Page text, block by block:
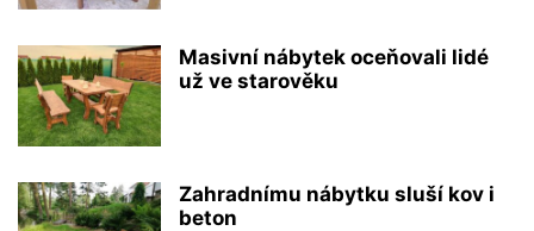
Masivní nábytek oceňovali lidé
už ve starověku
Zahradnímu nábytku sluší kov i
beton